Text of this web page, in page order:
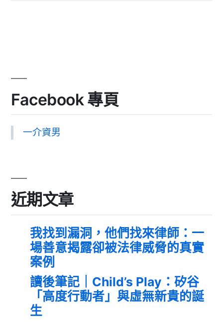
Facebook 專頁
一介資男
近期文章
我找到漏洞，他們找來律師：一
場善意揭露卻被法律威脅的真實
案例
讀後筆記｜Child’s Play：矽谷
「高度行動者」與虛無新貴的誕
生